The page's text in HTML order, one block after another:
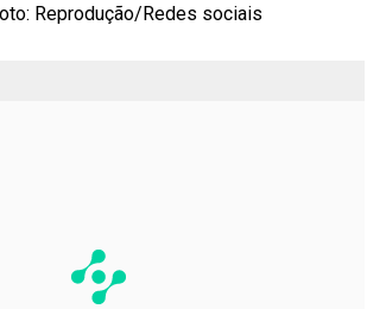
Reprodução/Redes sociais